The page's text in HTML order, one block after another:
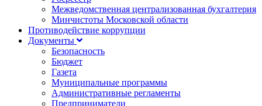
Межведомственная централизованная бухгалтерия
Минчистоты Московской области
Противодействие коррупции
Документы
Безопасность
Бюджет
Газета
Муниципальные программы
Административные регламенты
Предприниматели